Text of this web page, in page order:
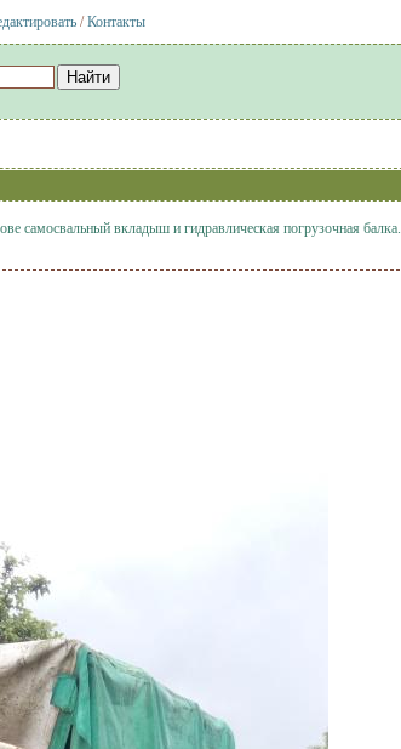
/Контакты
самосвальный вкладыш и гидравлическая погрузочная балка.